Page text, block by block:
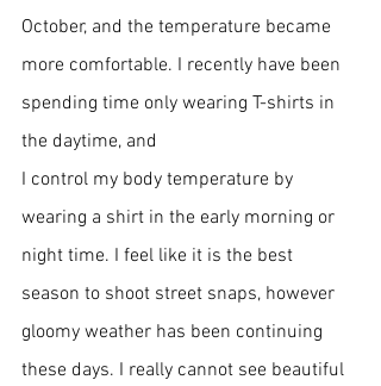
October, and the temperature became
more comfortable. I recently have been
spending time only wearing T-shirts in
the daytime, and
I control my body temperature by
wearing a shirt in the early morning or
night time. I feel like it is the best
season to shoot street snaps, however
gloomy weather has been continuing
these days. I really cannot see beautiful